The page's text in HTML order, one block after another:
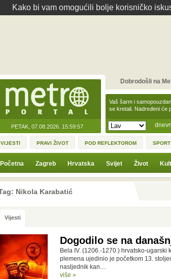
Kako bi vam omogućili bolje korisničko
PETAK, 07.08.2026. 15:59:57
Vaš šarm i
se kretali. Nadređeni će
Dobrodošli na
VIJESTI PRAVI ŽIVOT POD REFLEKTOROM SPORT
Početna Zagreb Hrvatska Svijet Život
Nikola Karabatić
Vijesti
Dogodilo se na
Bela IV. (1206.-1270.) hrvatsko-
plemena ujedinio je početkom 13.
nasljednik kan…
više »